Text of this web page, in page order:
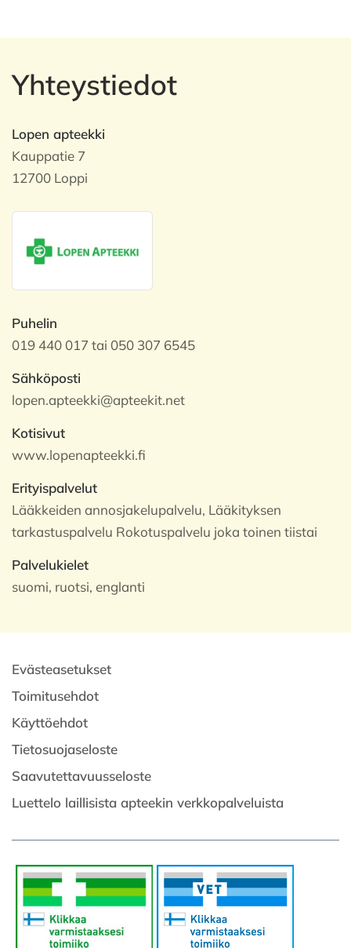
Yhteystiedot
Lopen apteekki
Kauppatie 7
12700 Loppi
Puhelin
019 440 017 tai 050 307 6545
Sähköposti
lopen.apteekki@apteekit.net
Kotisivut
www.lopenapteekki.fi
Erityispalvelut
Lääkkeiden annosjakelupalvelu, Lääkityksen
tarkastuspalvelu Rokotuspalvelu joka toinen tiistai
Palvelukielet
suomi, ruotsi, englanti
Evästeasetukset
Toimitusehdot
Käyttöehdot
Tietosuojaseloste
Saavutettavuusseloste
Luettelo laillisista apteekin verkkopalveluista